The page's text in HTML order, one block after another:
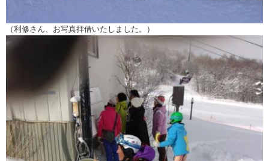
（利修さん、お写真拝借いたしました。）